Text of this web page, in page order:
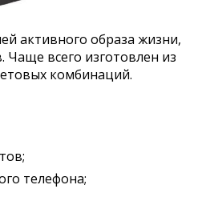
активного образа жизни,
Чаще всего изготовлен из
комбинаций.
телефона;